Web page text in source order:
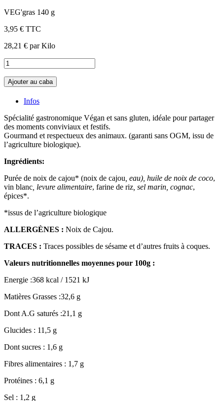
VEG'gras 140 g
3,95 € TTC
28,21 € par Kilo
Ajouter au caba
Infos
Spécialité gastronomique Végan et sans gluten, idéale pour partager
des moments conviviaux et festifs.
Gourmand et respectueux des animaux. (garanti sans OGM, issu de
l’agriculture biologique).
Ingrédients:
Purée de noix de cajou* (noix de cajou , eau), huile de noix de coco,
vin blanc , levure alimentaire, farine de riz , sel marin, cognac,
épices*.
*issus de l’agriculture biologique
ALLERGÈNES : Noix de Cajou.
TRACES : Traces possibles de sésame et d’autres fruits à coques.
Valeurs nutritionnelles moyennes pour 100g :
Energie :368 kcal / 1521 kJ
Matières Grasses :32,6 g
Dont A.G saturés :21,1 g
Glucides : 11,5 g
Dont sucres : 1,6 g
Fibres alimentaires : 1,7 g
Protéines : 6,1 g
Sel : 1,2 g